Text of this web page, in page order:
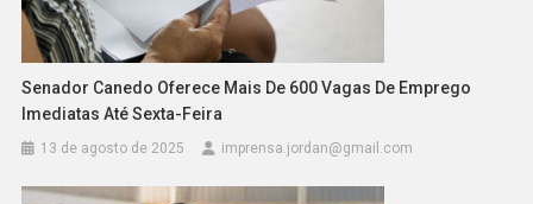
Senador Canedo Oferece Mais De 600 Vagas De Emprego
Imediatas Até Sexta-Feira
13 de agosto de 2025 imprensa.jordan@gmail.com